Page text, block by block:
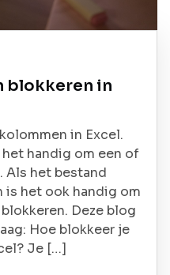
blokkeren in
in Excel.
handig om een of
Als het bestand
is het ook handig om
Deze blog
Hoe blokkeer je
Je […]